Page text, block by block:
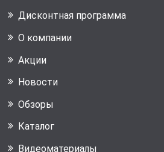
Дисконтная программа
О компании
Акции
Новости
Обзоры
Каталог
Видеоматериалы